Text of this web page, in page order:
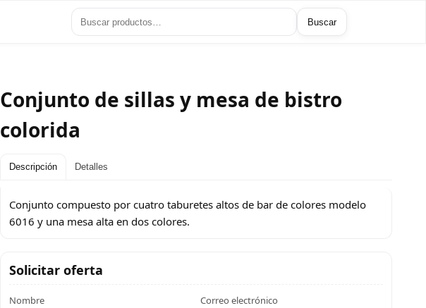
Buscar
Conjunto de sillas y mesa de bistro
colorida
Descripción Detalles
Conjunto compuesto por cuatro taburetes altos de bar de colores modelo
6016 y una mesa alta en dos colores.
Solicitar oferta
Nombre Correo electrónico